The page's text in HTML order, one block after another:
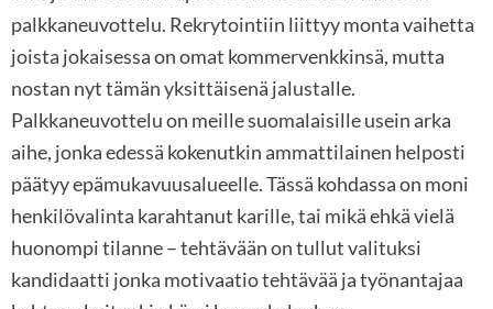
palkkaneuvottelu. Rekrytointiin liittyy monta vaihetta
joista jokaisessa on omat kommervenkkinsä, mutta
nostan nyt tämän yksittäisenä jalustalle.
Palkkaneuvottelu on meille suomalaisille usein arka
aihe, jonka edessä kokenutkin ammattilainen helposti
päätyy epämukavuusalueelle. Tässä kohdassa on moni
henkilövalinta karahtanut karille, tai mikä ehkä vielä
huonompi tilanne – tehtävään on tullut valituksi
kandidaatti jonka motivaatio tehtävää ja työnantajaa